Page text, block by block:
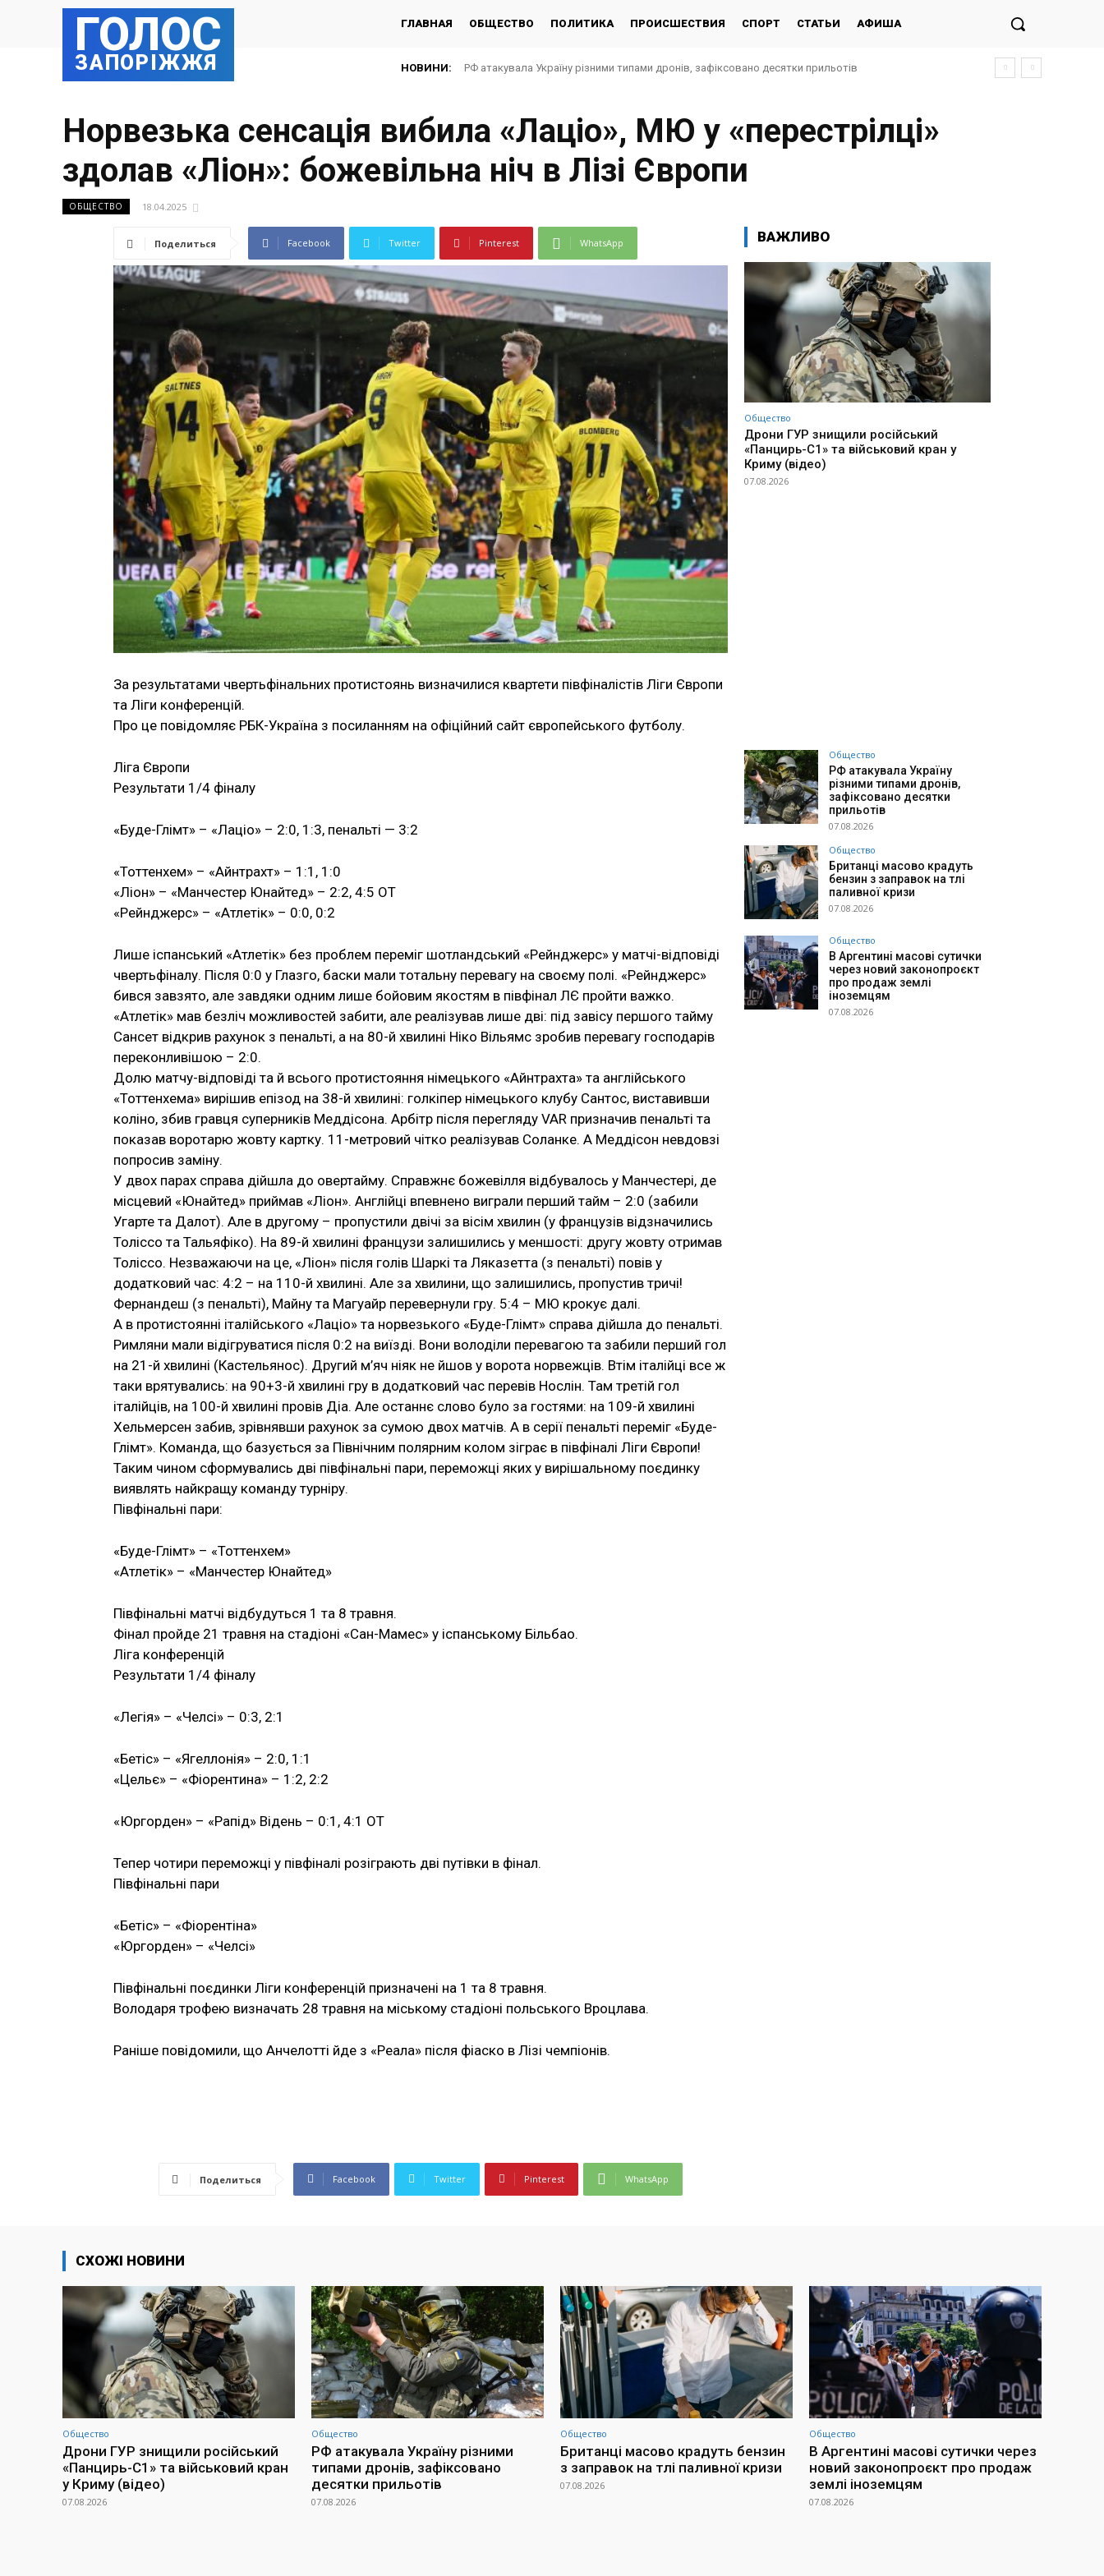
ГОЛОС
ЗАПОРІЖЖЯ
ГЛАВНАЯ ОБЩЕСТВО ПОЛИТИКА ПРОИСШЕСТВИЯ СПОРТ СТАТЬИ АФИША
НОВИНИ: РФ атакувала Україну різними типами дронів, зафіксовано десятки прильотів
Норвезька сенсація вибила «Лаціо», МЮ у «перестрілці»
здолав «Ліон»: божевільна ніч в Лізі Європи
ОБЩЕСТВО 18.04.2025
Поделиться Facebook Twitter Pinterest WhatsApp
За результатами чвертьфінальних протистоянь визначилися квартети півфіналістів Ліги Європи
та Ліги конференцій.
Про це повідомляє РБК-Україна з посиланням на офіційний сайт європейського футболу.
Ліга Європи
Результати 1/4 фіналу
«Буде-Глімт» – «Лаціо» – 2:0, 1:3, пенальті — 3:2
«Тоттенхем» – «Айнтрахт» – 1:1, 1:0
«Ліон» – «Манчестер Юнайтед» – 2:2, 4:5 ОТ
«Рейнджерс» – «Атлетік» – 0:0, 0:2
Лише іспанський «Атлетік» без проблем переміг шотландський «Рейнджерс» у матчі-відповіді
чвертьфіналу. Після 0:0 у Глазго, баски мали тотальну перевагу на своєму полі. «Рейнджерс»
бився завзято, але завдяки одним лише бойовим якостям в півфінал ЛЄ пройти важко.
«Атлетік» мав безліч можливостей забити, але реалізував лише дві: під завісу першого тайму
Сансет відкрив рахунок з пенальті, а на 80-й хвилині Ніко Вільямс зробив перевагу господарів
переконливішою – 2:0.
Долю матчу-відповіді та й всього протистояння німецького «Айнтрахта» та англійського
«Тоттенхема» вирішив епізод на 38-й хвилині: голкіпер німецького клубу Сантос, виставивши
коліно, збив гравця суперників Меддісона. Арбітр після перегляду VAR призначив пенальті та
показав воротарю жовту картку. 11-метровий чітко реалізував Соланке. А Меддісон невдовзі
попросив заміну.
У двох парах справа дійшла до овертайму. Справжнє божевілля відбувалось у Манчестері, де
місцевий «Юнайтед» приймав «Ліон». Англійці впевнено виграли перший тайм – 2:0 (забили
Угарте та Далот). Але в другому – пропустили двічі за вісім хвилин (у французів відзначились
Толіссо та Тальяфіко). На 89-й хвилині французи залишились у меншості: другу жовту отримав
Толіссо. Незважаючи на це, «Ліон» після голів Шаркі та Ляказетта (з пенальті) повів у
додатковий час: 4:2 – на 110-й хвилині. Але за хвилини, що залишились, пропустив тричі!
Фернандеш (з пенальті), Майну та Магуайр перевернули гру. 5:4 – МЮ крокує далі.
А в протистоянні італійського «Лаціо» та норвезького «Буде-Глімт» справа дійшла до пенальті.
Римляни мали відігруватися після 0:2 на виїзді. Вони володіли перевагою та забили перший гол
на 21-й хвилині (Кастельянос). Другий м’яч ніяк не йшов у ворота норвежців. Втім італійці все ж
таки врятувались: на 90+3-й хвилині гру в додатковий час перевів Нослін. Там третій гол
італійців, на 100-й хвилині провів Діа. Але останнє слово було за гостями: на 109-й хвилині
Хельмерсен забив, зрівнявши рахунок за сумою двох матчів. А в серії пенальті переміг «Буде-
Глімт». Команда, що базується за Північним полярним колом зіграє в півфіналі Ліги Європи!
Таким чином сформувались дві півфінальні пари, переможці яких у вирішальному поєдинку
виявлять найкращу команду турніру.
Півфінальні пари:
«Буде-Глімт» – «Тоттенхем»
«Атлетік» – «Манчестер Юнайтед»
Півфінальні матчі відбудуться 1 та 8 травня.
Фінал пройде 21 травня на стадіоні «Сан-Мамес» у іспанському Більбао.
Ліга конференцій
Результати 1/4 фіналу
«Легія» – «Челсі» – 0:3, 2:1
«Бетіс» – «Ягеллонія» – 2:0, 1:1
«Цельє» – «Фіорентина» – 1:2, 2:2
«Юргорден» – «Рапід» Відень – 0:1, 4:1 ОТ
Тепер чотири переможці у півфіналі розіграють дві путівки в фінал.
Півфінальні пари
«Бетіс» – «Фіорентіна»
«Юргорден» – «Челсі»
Півфінальні поєдинки Ліги конференцій призначені на 1 та 8 травня.
Володаря трофею визначать 28 травня на міському стадіоні польського Вроцлава.
Раніше повідомили, що Анчелотті йде з «Реала» після фіаско в Лізі чемпіонів.
Поделиться Facebook Twitter Pinterest WhatsApp
ВАЖЛИВО
Общество
Дрони ГУР знищили російський
«Панцирь-С1» та військовий кран у
Криму (відео)
07.08.2026
Общество
РФ атакувала Україну
різними типами дронів,
зафіксовано десятки
прильотів
07.08.2026
Общество
Британці масово крадуть
бензин з заправок на тлі
паливної кризи
07.08.2026
Общество
В Аргентині масові сутички
через новий законопроєкт
про продаж землі
іноземцям
07.08.2026
СХОЖІ НОВИНИ
Общество
Дрони ГУР знищили російський
«Панцирь-С1» та військовий кран
у Криму (відео)
07.08.2026
Общество
РФ атакувала Україну різними
типами дронів, зафіксовано
десятки прильотів
07.08.2026
Общество
Британці масово крадуть бензин
з заправок на тлі паливної кризи
07.08.2026
Общество
В Аргентині масові сутички через
новий законопроєкт про продаж
землі іноземцям
07.08.2026